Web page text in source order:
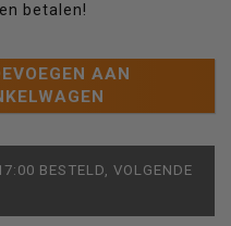
betalen!
AAN
BESTELD, VOLGENDE